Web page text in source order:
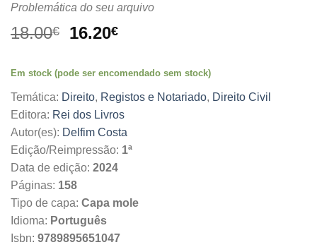
Problemática do seu arquivo
18.00€
O
original
18.00€.
16.20€O
atual
16.20€.
Em stock (pode ser encomendado sem stock)
Temática: Direito, Registos e Notariado, Direito Civil
Editora: Rei dos Livros
Autor(es): Delfim Costa
Edição/Reimpressão: 1ª
Data de edição: 2024
Páginas: 158
Tipo de capa: Capa mole
Idioma: Português
Isbn: 9789895651047